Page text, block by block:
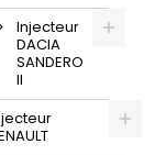
Injecteur
DACIA
SANDERO
II